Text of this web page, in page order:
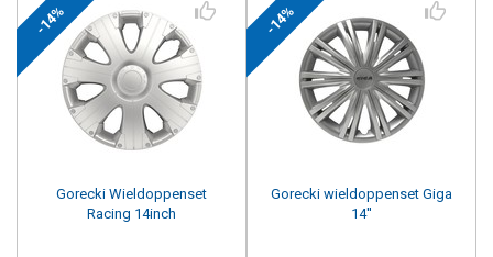
-14%
Gorecki Wieldoppenset
Racing 14inch
-14%
Gorecki wieldoppenset Giga
14''